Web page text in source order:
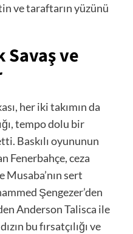
ve taraftarın yüzünü
Savaş ve
her iki takımın da
tempo dolu bir
Baskılı oyununun
Fenerbahçe, ceza
Musaba’nın sert
Şengezer’den
Anderson Talisca ile
bu fırsatçılığı ve